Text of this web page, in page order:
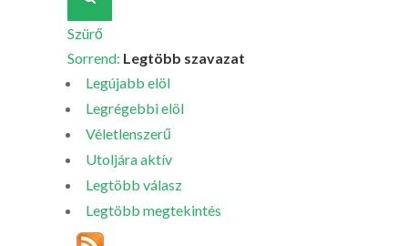
Szürő
Sorrend: Legtöbb szavazat
Legújabb elöl
Legrégebbi elöl
Véletlenszerű
Utoljára aktív
Legtöbb válasz
Legtöbb megtekintés